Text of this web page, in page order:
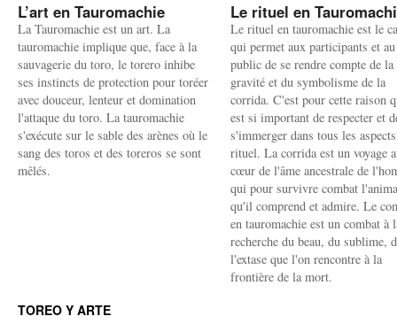
L’art en Tauromachie
La Tauromachie est un art. La
tauromachie implique que, face à la
sauvagerie du toro, le torero inhibe
ses instincts de protection pour toréer
avec douceur, lenteur et domination
l'attaque du toro. La tauromachie
s'exécute sur le sable des arènes où le
sang des toros et des toreros se sont
mêlés.
Le rituel en
Le rituel en tauromachie est le
qui permet aux participants et au
public de se rendre compte de la
gravité et du symbolisme de la
corrida. C'est pour cette raison
est si important de respecter et
s'immerger dans tous les
rituel. La corrida est un voyage
cœur de l'âme ancestrale de
qui pour survivre combat
qu'il comprend et admire. Le
en tauromachie est un combat à
recherche du beau, du sublime,
l'extase que l'on rencontre à la
frontière de la mort.
TOREO Y ARTE